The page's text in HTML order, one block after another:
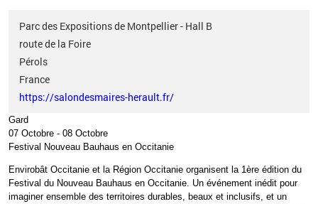
Parc des Expositions de Montpellier - Hall B
route de la Foire
Pérols
France
https://salondesmaires-herault.fr/
Gard
07 Octobre - 08 Octobre
Festival Nouveau Bauhaus en Occitanie
Envirobât Occitanie et la Région Occitanie organisent la 1ère édition du
Festival du Nouveau Bauhaus en Occitanie. Un événement inédit pour
imaginer ensemble des territoires durables, beaux et inclusifs, et un